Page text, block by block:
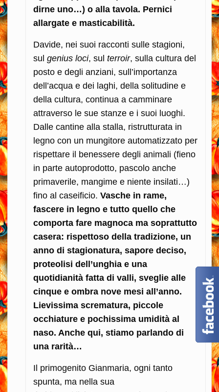
dirne uno…) o alla tavola. Pernici
allargate e masticabilità.
Davide, nei suoi racconti sulle stagioni,
sul genius loci, sul terroir, sulla cultura del
posto e degli anziani, sull’importanza
dell’acqua e dei laghi, della solitudine e
della cultura, continua a camminare
attraverso le sue stanze e i suoi luoghi.
Dalle cantine alla stalla, ristrutturata in
legno con un mungitore automatizzato per
rispettare il benessere degli animali (fieno
in parte autoprodotto, pascolo anche
primaverile, mangime e niente insilati…)
fino al caseificio. Vasche in rame,
fascere in legno e tutto quello che
comporta fare magnoca ma soprattutto
casera: rispettoso della tradizione, un
anno di stagionatura, sapore deciso,
proteolisi dell’unghia e una
quotidianità fatta di valli, sveglie alle
cinque e ombra nove mesi all’anno.
Lievissima scrematura, piccole
occhiature e pochissima umidità al
naso. Anche qui, stiamo parlando di
una rarità…
Il primogenito Gianmaria, ogni tanto
spunta, ma nella sua